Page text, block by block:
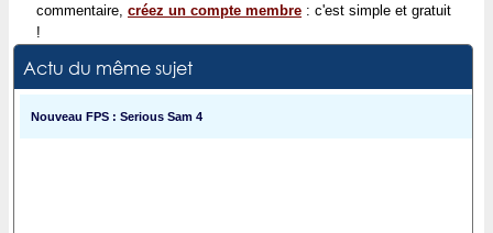
commentaire, créez un compte membre : c'est simple et gratuit
!
Actu du même sujet
Nouveau FPS : Serious Sam 4